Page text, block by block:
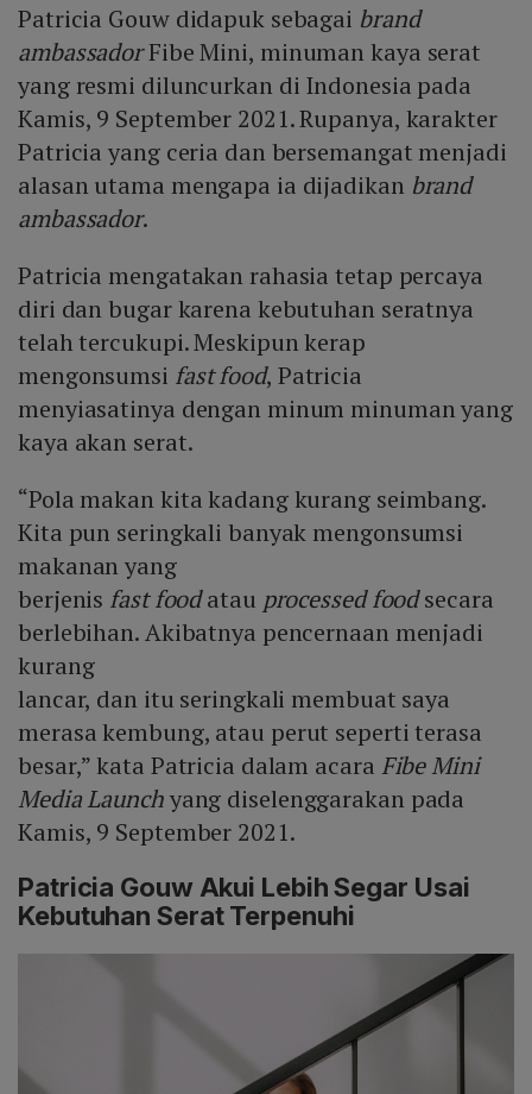
Patricia Gouw didapuk sebagai brand
ambassadorFibe Mini, minuman kaya serat
yang resmi diluncurkan di Indonesia pada
Kamis, 9 September 2021. Rupanya, karakter
Patricia yang ceria dan bersemangat menjadi
alasan utama mengapa ia dijadikan brand
ambassador.
Patricia mengatakan rahasia tetap percaya
diri dan bugar karena kebutuhan seratnya
telah tercukupi. Meskipun kerap
mengonsumsi fast food, Patricia
menyiasatinya dengan minum minuman yang
kaya akan serat.
“Pola makan kita kadang kurang seimbang.
Kita pun seringkali banyak mengonsumsi
makanan yang
berjenis fast foodatau processed foodsecara
berlebihan. Akibatnya pencernaan menjadi
kurang
lancar, dan itu seringkali membuat saya
merasa kembung, atau perut seperti terasa
besar,” kata Patricia dalam acara Fibe Mini
Media Launchyang diselenggarakan pada
Kamis, 9 September 2021.
Patricia Gouw Akui Lebih Segar Usai
Kebutuhan Serat Terpenuhi